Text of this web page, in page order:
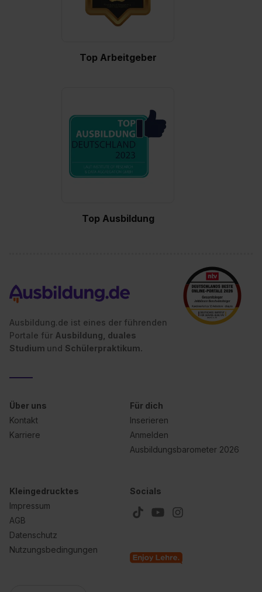
Top Arbeitgeber
Top Ausbildung
Ausbildung.de ist eines der führenden
Portale für Ausbildung, duales
Studium und Schülerpraktikum.
Über uns
Kontakt
Karriere
Für dich
Inserieren
Anmelden
Ausbildungsbarometer 2026
Kleingedrucktes
Impressum
AGB
Datenschutz
Nutzungsbedingungen
Socials